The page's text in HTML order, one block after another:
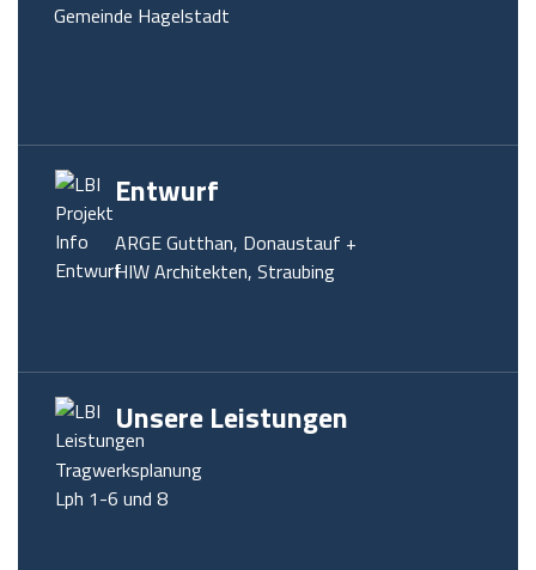
Gemeinde Hagelstadt
Entwurf
ARGE Gutthan, Donaustauf +
HIW Architekten, Straubing
Unsere Leistungen
Tragwerksplanung
Lph 1-6 und 8